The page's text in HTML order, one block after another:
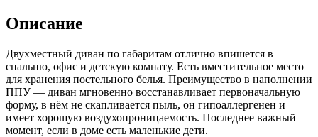
местный
Описание
Двухместный диван по габаритам отлично впишется в
спальню, офис и детскую комнату. Есть вместительное место
для хранения постельного белья. Преимущество в наполнении
ППУ — диван мгновенно восстанавливает первоначальную
форму, в нём не скапливается пыль, он гипоаллергенен и
имеет хорошую воздухопроницаемость. Последнее важный
момент, если в доме есть маленькие дети.